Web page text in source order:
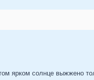
ярком солнце выжжено